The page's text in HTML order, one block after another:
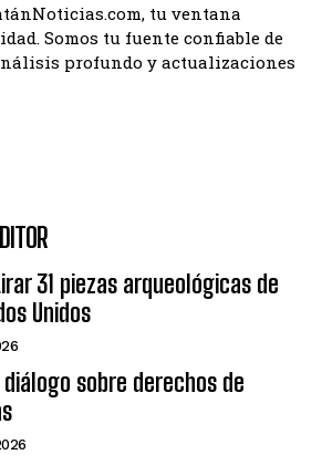
tu ventana
Somos tu fuente confiable de
profundo y actualizaciones
31 piezas arqueológicas de
Unidos
sobre derechos de